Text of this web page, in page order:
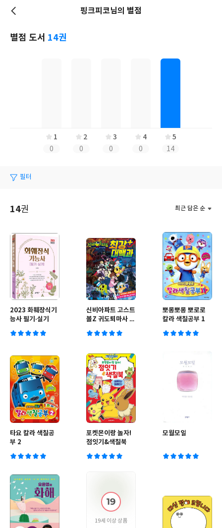
핑크피코님의 별점
별점 도서 14권
1
0
2
0
3
0
4
0
5
14
필터
최근 담은 순
14권
2023 화훼장식기
능사 필기·실기
신비아파트 고스트
볼Z 귀도퇴마사 최
뽀롱뽀롱 뽀로로
칼라 색칠공부 1
타요 칼라 색칠공
부 2
포켓몬이랑 놀자!
점잇기&색칠북
모월모일
19세 이상 상품